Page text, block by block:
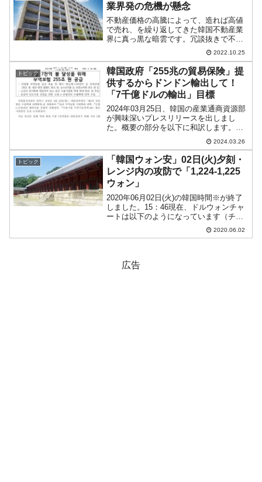
業界発の危機が懸念
不動産価格の高騰によって、造れば高値
で売れ、を繰り返してきた韓国不動産業
界に真っ黒な暗雲です。冗談抜きで不動
産業界発の経済危機が懸念されていま
す。先にご紹介したとおり、『韓国レゴ
ランド』の建設プロジェクトで江原道傘
下の『江原中道開発公社』（...
2022.10.25
トピック
韓国政府「255兆の貿易保険」提
供するからドンドン輸出して！
「7千億ドルの輸出」目標
2024年03月25日、韓国の産業通商資源部
が興味深いプレスリリースを出しまし
た。概要の部分を以下に和訳します。輸
出7千億ドル達成に向けて貿易保険255兆
ウォン供給-産業別貿易保険の供給目標を
初めて提示する半導体・二次電池など主
力産業：13...
2024.03.26
トピック
「韓国ウォン安」02日(火)夕刻・
レンジ内の攻防で「1,224-1,225
ウォン」
2020年06月02日(火)の韓国時間※が終了
しました。15：46現在、ドルウォンチャ
ートは以下のようになっています（チャ
ートは『Investing.com』より引用：以下
同）。短いながらも陽線でウォン安進行
2020.06.02
広告